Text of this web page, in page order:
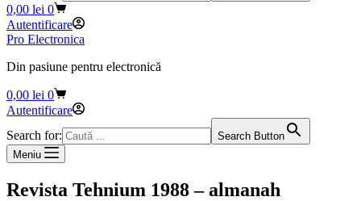
Coș
de
cumpărături
0,00 lei 0
Autentificare
Pro Electronica
Din pasiune pentru electronică
Coș
de
0,00 lei 0
Autentificare
Search for:
Search Button
Meniu
Revista Tehnium 1988 – almanah